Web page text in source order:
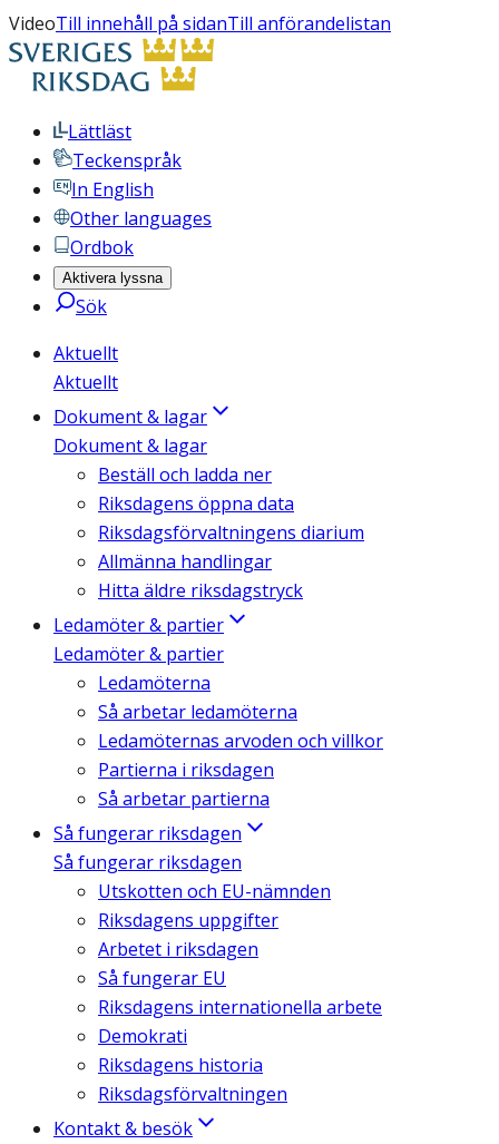
VideoTill innehåll på sidanTill anförandelistan
Lättläst
Teckenspråk
In English
Other languages
Ordbok
Aktivera lyssna
Sök
Aktuellt
Aktuellt
Dokument & lagar
Dokument & lagar
Beställ och ladda ner
Riksdagens öppna data
Riksdagsförvaltningens diarium
Allmänna handlingar
Hitta äldre riksdagstryck
Ledamöter & partier
Ledamöter & partier
Ledamöterna
Så arbetar ledamöterna
Ledamöternas arvoden och villkor
Partierna i riksdagen
Så arbetar partierna
Så fungerar riksdagen
Så fungerar riksdagen
Utskotten och EU-nämnden
Riksdagens uppgifter
Arbetet i riksdagen
Så fungerar EU
Riksdagens internationella arbete
Demokrati
Riksdagens historia
Riksdagsförvaltningen
Kontakt & besök